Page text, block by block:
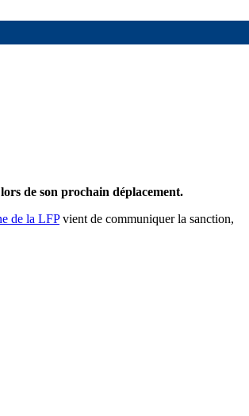
de son prochain déplacement.
de la LFPvient de communiquer la sanction,